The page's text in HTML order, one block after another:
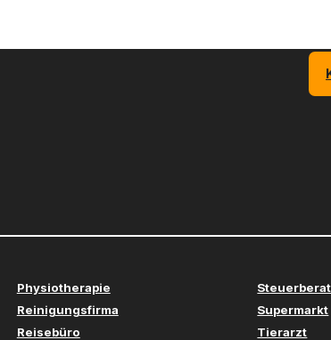
Physiotherapie
Reinigungsfirma
Reisebüro
Supermarkt
Tierarzt